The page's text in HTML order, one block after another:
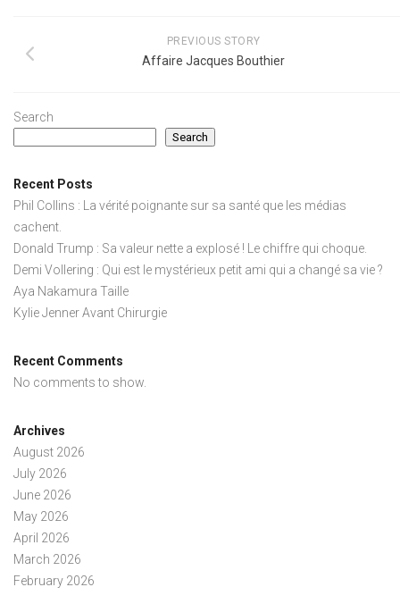
PREVIOUS STORY
Affaire Jacques Bouthier
Search
Search
Recent Posts
Phil Collins : La vérité poignante sur sa santé que les médias
cachent.
Donald Trump : Sa valeur nette a explosé ! Le chiffre qui choque.
Demi Vollering : Qui est le mystérieux petit ami qui a changé sa vie ?
Aya Nakamura Taille
Kylie Jenner Avant Chirurgie
Recent Comments
No comments to show.
Archives
August 2026
July 2026
June 2026
May 2026
April 2026
March 2026
February 2026